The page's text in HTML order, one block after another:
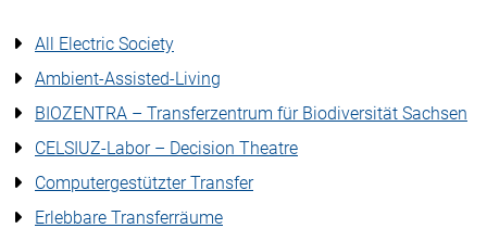
All Electric Society
Ambient-Assisted-Living
BIOZENTRA – Transferzentrum für Biodiversität Sachsen
CELSIUZ-Labor – Decision Theatre
Computergestützter Transfer
Erlebbare Transferräume